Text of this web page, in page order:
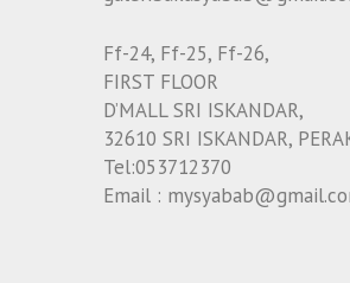
Ff-24, Ff-25, Ff-26,
FIRST FLOOR
D’MALL SRI ISKANDAR,
32610 SRI ISKANDAR,
Tel:053712370
Email :